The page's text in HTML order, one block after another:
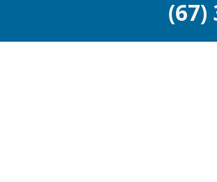
(67)